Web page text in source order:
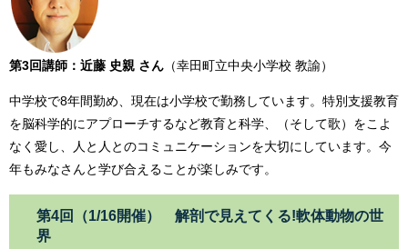
第3回講師：近藤 史親 さん （幸田町立中央小学校 教諭）
中学校で8年間勤め、現在は小学校で勤務しています。特別支援教育
を脳科学的にアプローチするなど教育と科学、（そして歌）をこよ
なく愛し、人と人とのコミュニケーションを大切にしています。今
年もみなさんと学び合えることが楽しみです。
第4回（1/16開催） 解剖で見えてくる!軟体動物の世
界